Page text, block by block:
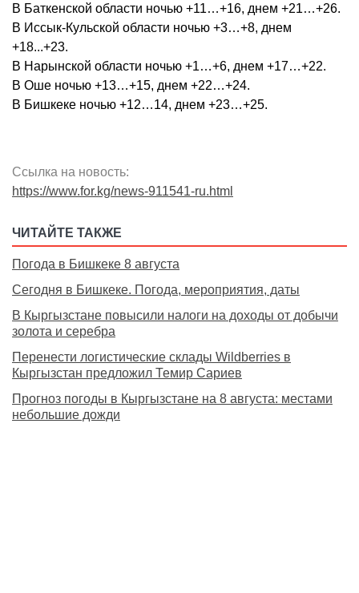
В Баткенской области ночью +11…+16, днем +21…+26.
В Иссык-Кульской области ночью +3…+8, днем
+18...+23.
В Нарынской области ночью +1…+6, днем +17…+22.
В Оше ночью +13…+15, днем +22…+24.
В Бишкеке ночью +12…14, днем +23…+25.
Ссылка на новость:
https://www.for.kg/news-911541-ru.html
ЧИТАЙТЕ ТАКЖЕ
Погода в Бишкеке 8 августа
Сегодня в Бишкеке. Погода, мероприятия, даты
В Кыргызстане повысили налоги на доходы от добычи
золота и серебра
Перенести логистические склады Wildberries в
Кыргызстан предложил Темир Сариев
Прогноз погоды в Кыргызстане на 8 августа: местами
небольшие дожди